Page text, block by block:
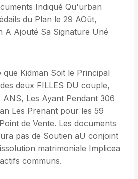
Indiqué Qu'urban
du Plan le 29 AOût,
A Ajouté Sa Signature Uné
que Kidman Soit le Principal
deux FILLES DU couple,
ANS, Les Ayant Pendant 306
Les Prenant pour les 59
de Vente. Les documents
pas de Soutien aU conjoint
matrimoniale Implicea
communs.